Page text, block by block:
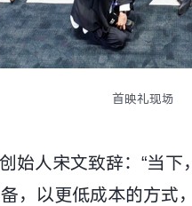
首映礼现场
始人宋文致辞：“当
，以更低成本的方式